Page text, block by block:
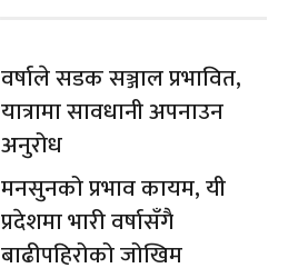
वर्षाले सडक सञ्जाल प्रभावित,
यात्रामा सावधानी अपनाउन
अनुरोध
मनसुनको प्रभाव कायम, यी
प्रदेशमा भारी वर्षासँगै
बाढीपहिरोको जोखिम